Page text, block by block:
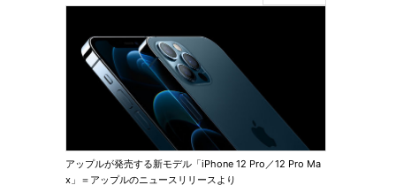
アップルが発売する新モデル「iPhone 12 Pro／12 Pro Ma
x」＝アップルのニュースリリースより